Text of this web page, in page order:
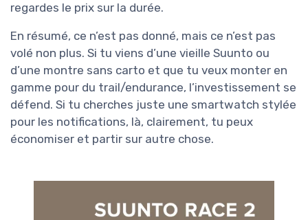
regardes le prix sur la durée.
En résumé, ce n’est pas donné, mais ce n’est pas
volé non plus. Si tu viens d’une vieille Suunto ou
d’une montre sans carto et que tu veux monter en
gamme pour du trail/endurance, l’investissement se
défend. Si tu cherches juste une smartwatch stylée
pour les notifications, là, clairement, tu peux
économiser et partir sur autre chose.